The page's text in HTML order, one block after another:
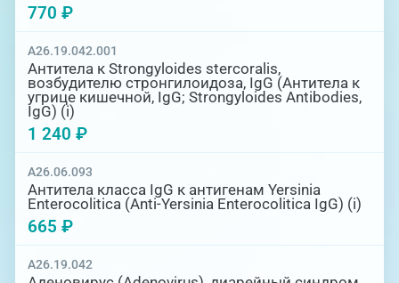
770 ₽
A26.19.042.001
Антитела к Strongyloides stercoralis,
возбудителю стронгилоидоза, IgG (Антитела к
угрице кишечной, IgG; Strongyloides Antibodies,
IgG) (i)
1 240 ₽
A26.06.093
Антитела класса IgG к антигенам Yersinia
Enterocolitica (Аnti-Yersinia Enterocolitica IgG) (i)
665 ₽
A26.19.042